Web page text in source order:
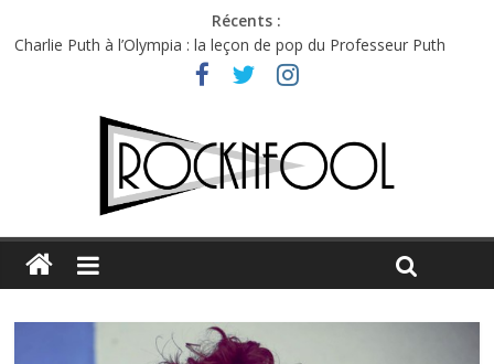
Récents :
Charlie Puth à l’Olympia : la leçon de pop du Professeur Puth
Festival Triptyque : un nouveau festival de musique indépendant
Hellfest 2026 vendredi : température et émotions en hausse
Hellfest 2026 jeudi : impossible de choisir entre chaleur et bonne
Première édition du Midgard Festival : entre bière, métal et